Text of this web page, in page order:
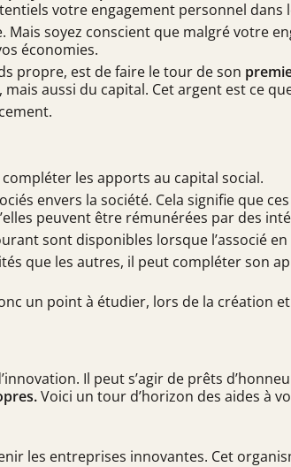
votre engagement personnel dans
soyez conscient que malgré votre
économies.
propre, est de faire le tour de son
aussi du capital. Cet argent est ce
les apports au capital social.
envers la société. Cela signifie que
peuvent être rémunérées par des
sont disponibles lorsque l’associé en
que les autres, il peut compléter son
un point à étudier, lors de la création
Il peut s’agir de prêts
Voici un tour d’horizon des aides à
les entreprises innovantes. Cet